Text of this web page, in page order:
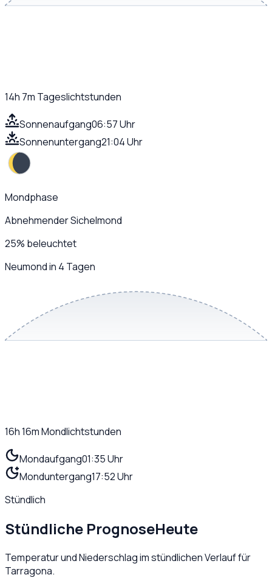
14h 7m Tageslichtstunden
Sonnenaufgang06:57 Uhr
Sonnenuntergang21:04 Uhr
Mondphase
Abnehmender Sichelmond
25% beleuchtet
Neumond in 4 Tagen
16h 16mMondlichtstunden
Mondaufgang01:35 Uhr
Monduntergang17:52 Uhr
Stündlich
Stündliche PrognoseHeute
Temperatur und Niederschlag im stündlichen Verlauf für
Tarragona.